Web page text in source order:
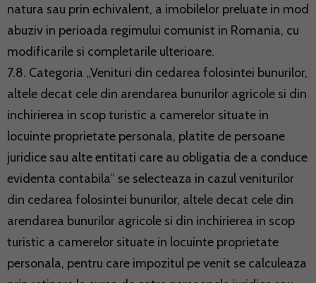
natura sau prin echivalent, a imobilelor preluate in mod
abuziv in perioada regimului comunist in Romania, cu
modificarile si completarile ulterioare.
7.8. Categoria „Venituri din cedarea folosintei bunurilor,
altele decat cele din arendarea bunurilor agricole si din
inchirierea in scop turistic a camerelor situate in
locuinte proprietate personala, platite de persoane
juridice sau alte entitati care au obligatia de a conduce
evidenta contabila” se selecteaza in cazul veniturilor
din cedarea folosintei bunurilor, altele decat cele din
arendarea bunurilor agricole si din inchirierea in scop
turistic a camerelor situate in locuinte proprietate
personala, pentru care impozitul pe venit se calculeaza